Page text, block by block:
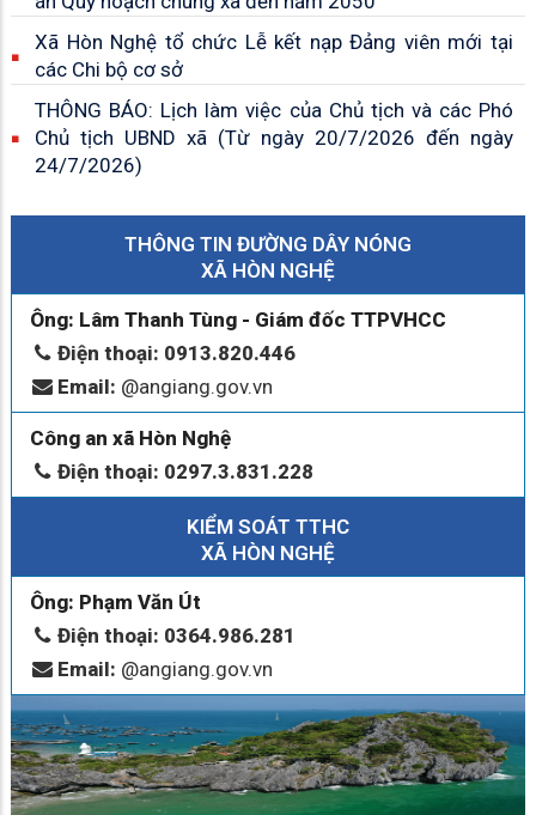
Xã Hòn Nghệ tổ chức Lễ kết nạp Đảng viên mới tại
các Chi bộ cơ sở
THÔNG BÁO: Lịch làm việc của Chủ tịch và các Phó
Chủ tịch UBND xã (Từ ngày 20/7/2026 đến ngày
24/7/2026)
THÔNG TIN ĐƯỜNG DÂY NÓNG
XÃ HÒN NGHỆ
Ông: Lâm Thanh Tùng - Giám đốc TTPVHCC
Điện thoại: 0913.820.446
Email: @angiang.gov.vn
Công an xã Hòn Nghệ
Điện thoại: 0297.3.831.228
KIỂM SOÁT TTHC
XÃ HÒN NGHỆ
Ông: Phạm Văn Út
Điện thoại: 0364.986.281
Email: @angiang.gov.vn